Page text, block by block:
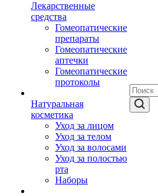
Лекарственные
средства
Гомеопатические
препараты
Гомеопатические
аптечки
Гомеопатические
протоколы
Натуральная
косметика
Уход за лицом
Уход за телом
Уход за волосами
Уход за полостью
рта
Наборы